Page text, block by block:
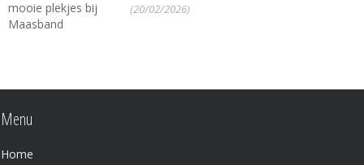
(20/02/2026)
Menu
Home